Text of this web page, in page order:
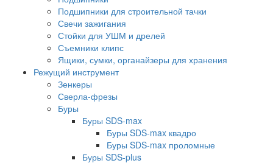
Подшипники для строительной тачки
Свечи зажигания
Стойки для УШМ и дрелей
Съемники клипс
Ящики, сумки, органайзеры для хранения
Режущий инструмент
Зенкеры
Сверла-фрезы
Буры
Буры SDS-max
Буры SDS-max квадро
Буры SDS-max проломные
Буры SDS-plus